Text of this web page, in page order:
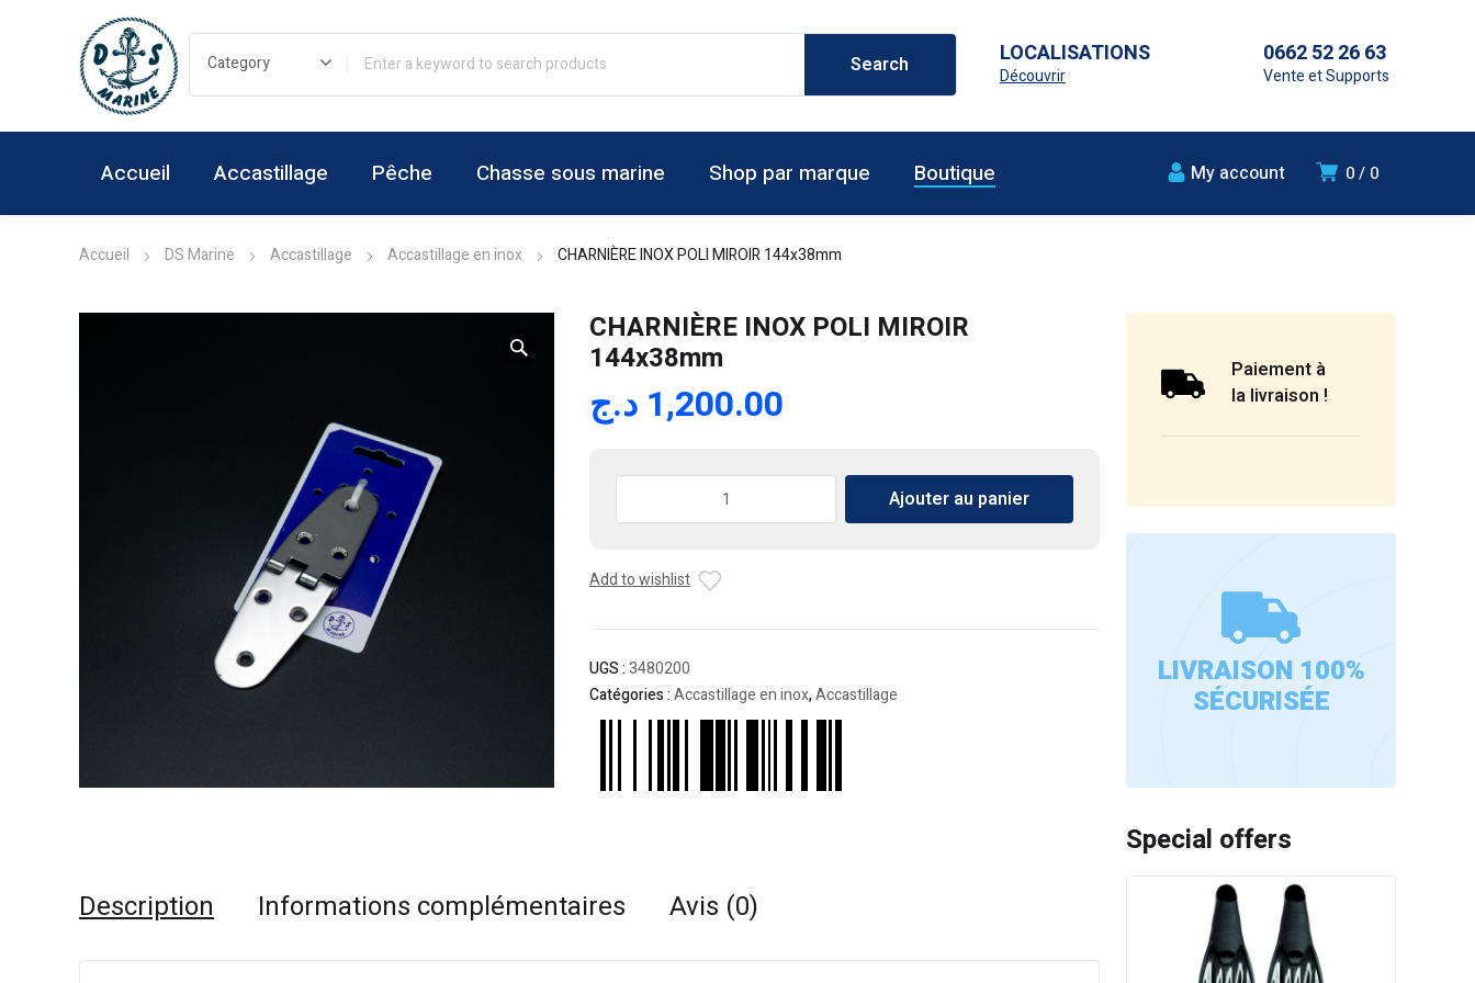
LOCALISATIONS
Découvrir
0662 52 26 63
Vente et Supports
0 0
My account
Accueil Accastillage Pêche Chasse sous marine Shop par marque Boutique
Accueil DS Marine Accastillage Accastillage en inox CHARNIÈRE INOX POLI MIROIR 144x38mm
CHARNIÈRE INOX POLI MIROIR
144x38mm
1,200.00 د.ج
POLI
Ajouter au panier
Add to wishlist
UGS :3480200
Catégories :Accastillage en inox,Accastillage
Description Informations complémentaires Avis (0)
Paiement à
la livraison !
LIVRAISON 100%
SÉCURISÉE
Special offers